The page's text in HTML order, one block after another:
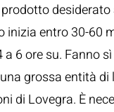
desiderato
inizia entro 30-60
6 ore su. Fanno
grossa entità di
di Lovegra. È